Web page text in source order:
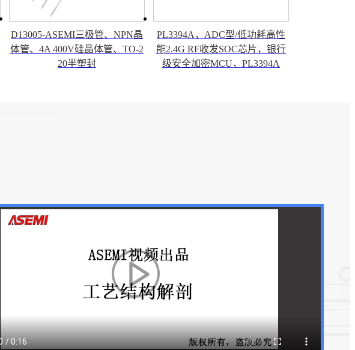
D13005-ASEMI三极管、NPN晶
体管、4A 400V硅晶体管、TO-2
20半塑封
PL3394A，ADC型/低功耗高性
能2.4G RF收发SOC芯片，银行
级安全加密MCU，PL3394A